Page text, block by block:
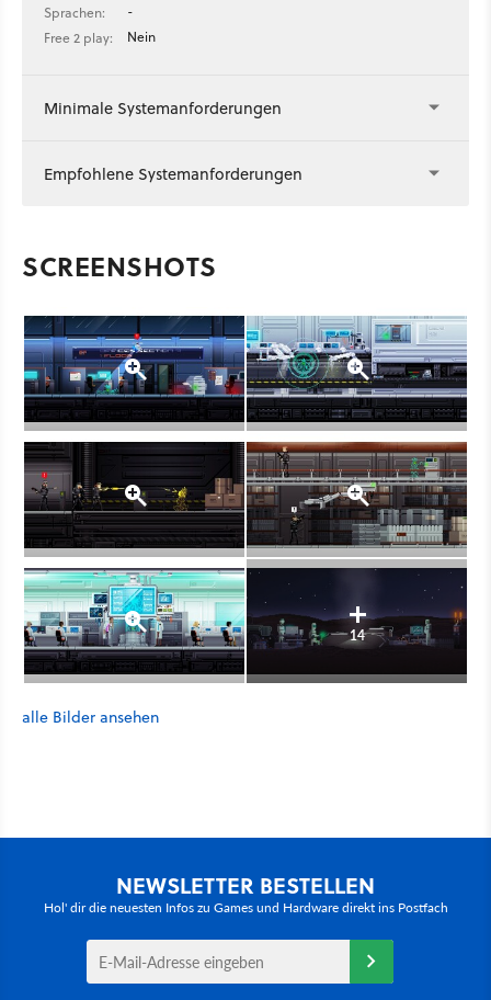
Sprachen:
-
Free 2 play:
Nein
Minimale Systemanforderungen
Empfohlene Systemanforderungen
SCREENSHOTS
14
alle Bilder ansehen
NEWSLETTER BESTELLEN
Hol' dir die neuesten Infos zu Games und Hardware direkt ins Postfach